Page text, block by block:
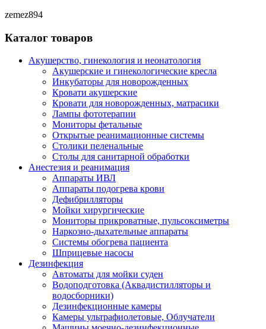
zemez894
Каталог товаров
Акушерство, гинекология и неонатология
Акушерские и гинекологические креслa
Инкубаторы для новорожденных
Кровати акушерские
Кровати для новорожденных, матрасики
Лампы фототерапии
Мониторы фетальные
Открытые реанимационные системы
Столики пеленальные
Столы для санитарной обработки
Анестезия и реанимация
Аппараты ИВЛ
Аппараты подогрева крови
Дефибрилляторы
Мойки хирургические
Мониторы прикроватные, пульсоксиметры
Наркозно-дыхательные аппараты
Системы обогрева пациента
Шприцевые насосы
Дезинфекция
Автоматы для мойки суден
Водоподготовка (Аквадистилляторы и
водосборники)
Дезинфекционные камеры
Камеры ультрафиолетовые, Облучатели